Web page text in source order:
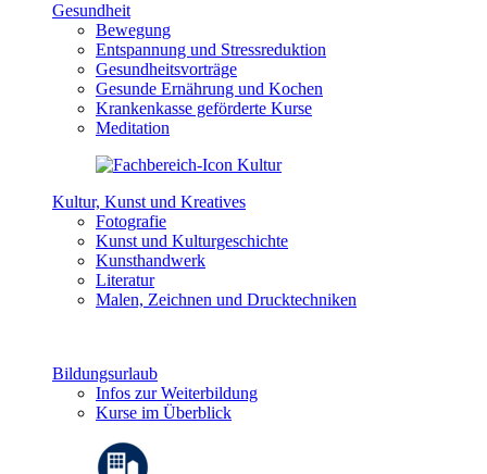
Gesundheit
Bewegung
Entspannung und Stressreduktion
Gesundheitsvorträge
Gesunde Ernährung und Kochen
Krankenkasse geförderte Kurse
Meditation
Kultur, Kunst und Kreatives
Fotografie
Kunst und Kulturgeschichte
Kunsthandwerk
Literatur
Malen, Zeichnen und Drucktechniken
Bildungsurlaub
Infos zur Weiterbildung
Kurse im Überblick